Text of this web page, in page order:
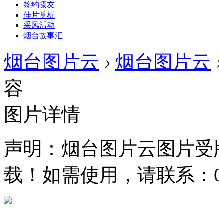
签约摄友
佳片赏析
采风活动
烟台故事汇
烟台图片云 › 烟台图片云
容
图片详情
声明：烟台图片云图片
载！如需使用，请联系：